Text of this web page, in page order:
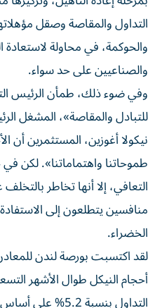
التداول والمقاصة وصقل
والحوكمة، في محاولة لاستعادة
والصناعيين على حد سواء.
وفي ضوء ذلك، طمأن الرئيس
للتبادل والمقاصة»، المشغل
نيكولا أغوزين، المستثمرين
طموحاتنا واهتماماتنا». لكن
التعافي، إلا أنها تخاطر
منافسين يتطلعون إلى
الخضراء.
لقد اكتسبت بورصة لندن
أحجام النيكل طوال الأشهر